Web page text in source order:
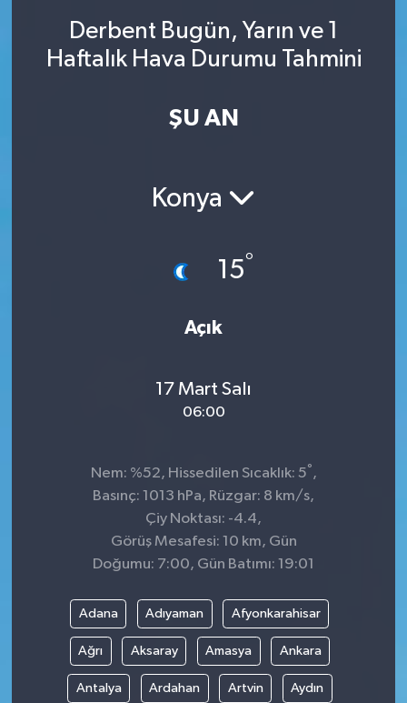
Derbent Bugün, Yarın ve 1
Haftalık Hava Durumu Tahmini
ŞU AN
Konya
15°
Açık
17 Mart Salı
06:00
Nem: %52, Hissedilen Sıcaklık: 5° ,
Basınç: 1013 hPa, Rüzgar: 8 km/s,
Çiy Noktası: -4.4,
Görüş Mesafesi: 10 km, Gün
Doğumu: 7:00, Gün Batımı: 19:01
Adana Adıyaman Afyonkarahisar
Ağrı Aksaray Amasya Ankara
Antalya Ardahan Artvin Aydın
SINAVLAR
AKADEMİK/BİLİM